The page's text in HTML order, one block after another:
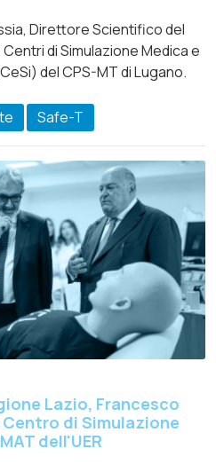
Direttore Scientifico del
di Simulazione Medica e
del CPS-MT di Lugano.
Safe-T
Lazio, Francesco
di Simulazione
dell'UER